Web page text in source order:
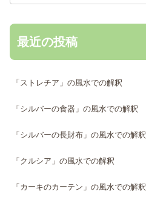
最近の投稿
「ストレチア」の風水での解釈
「シルバーの食器」の風水での解釈
「シルバーの長財布」の風水での解釈
「クルシア」の風水での解釈
「カーキのカーテン」の風水での解釈